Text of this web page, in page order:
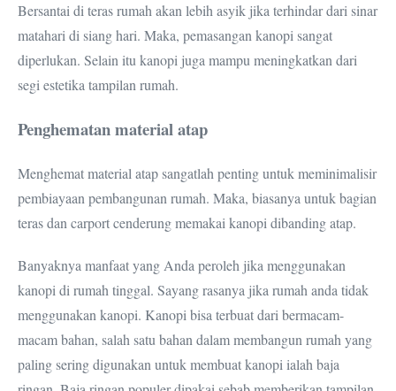
Bersantai di teras rumah akan lebih asyik jika terhindar dari sinar
matahari di siang hari. Maka, pemasangan kanopi sangat
diperlukan. Selain itu kanopi juga mampu meningkatkan dari
segi estetika tampilan rumah.
Penghematan material atap
Menghemat material atap sangatlah penting untuk meminimalisir
pembiayaan pembangunan rumah. Maka, biasanya untuk bagian
teras dan carport cenderung memakai kanopi dibanding atap.
Banyaknya manfaat yang Anda peroleh jika menggunakan
kanopi di rumah tinggal. Sayang rasanya jika rumah anda tidak
menggunakan kanopi. Kanopi bisa terbuat dari bermacam-
macam bahan, salah satu bahan dalam membangun rumah yang
paling sering digunakan untuk membuat kanopi ialah baja